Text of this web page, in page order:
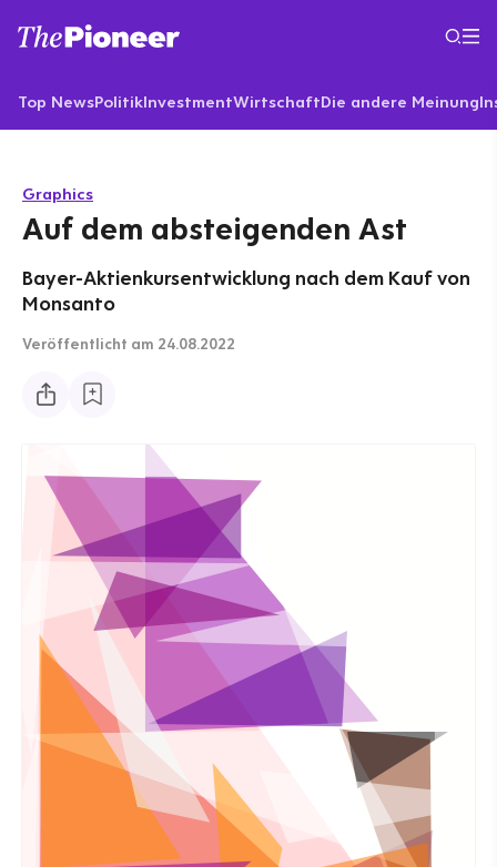
Top NewsPolitikInvestmentWirtschaftDie andere Meinung
Graphics
Auf dem absteigenden Ast
Bayer-Aktienkursentwicklung nach dem Kauf von
Monsanto
Veröffentlicht am 24.08.2022